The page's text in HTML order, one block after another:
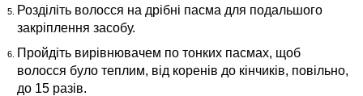
Розділіть волосся на дрібні пасма для подальшого
закріплення засобу.
Пройдіть вирівнювачем по тонких пасмах, щоб
волосся було теплим, від коренів до кінчиків, повільно,
до 15 разів.